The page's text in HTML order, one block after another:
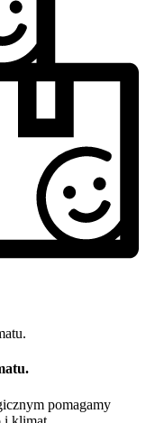
pomagamy